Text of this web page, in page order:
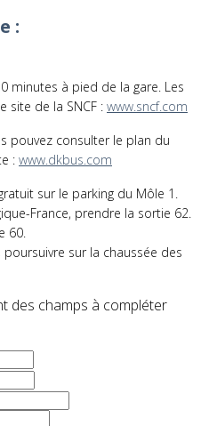
:
minutes à pied de la gare. Les
site de la SNCF : www.sncf.com
pouvez consulter le plan du
: www.dkbus.com
sur le parking du Môle 1.
France, prendre la sortie 62.
60.
poursuivre sur la chaussée des
des champs à compléter